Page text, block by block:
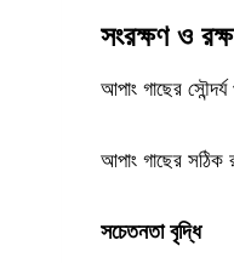
সংরক্ষণ ও
আপাং গাছের
আপাং গাছের সঠিক
সচেতনতা বৃদ্ধি